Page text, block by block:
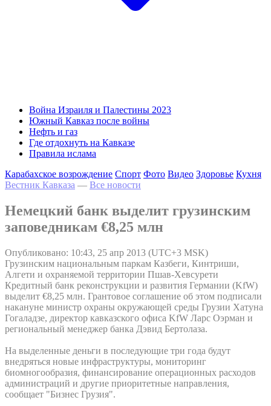
Война Израиля и Палестины 2023
Южный Кавказ после войны
Нефть и газ
Где отдохнуть на Кавказе
Правила ислама
Карабахское возрождение Спорт Фото Видео Здоровье Кухня
Вестник Кавказа — Все новости
Немецкий банк выделит грузинским
заповедникам €8,25 млн
Опубликовано: 10:43, 25 апр 2013 (UTC+3 MSK)
Грузинским национальным паркам Казбеги, Кинтриши,
Алгети и охраняемой территории Пшав-Хевсурети
Кредитный банк реконструкции и развития Германии (KfW)
выделит €8,25 млн. Грантовое соглашение об этом подписали
накануне министр охраны окружающей среды Грузии Хатуна
Гогаладзе, директор кавказского офиса KfW Ларс Оэрман и
региональный менеджер банка Дэвид Бертолаза.
На выделенные деньги в последующие три года будут
внедряться новые инфраструктуры, мониторинг
биомногообразия, финансирование операционных расходов
администраций и другие приоритетные направления,
сообщает "Бизнес Грузия".